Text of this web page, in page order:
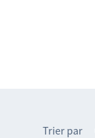
Trier par